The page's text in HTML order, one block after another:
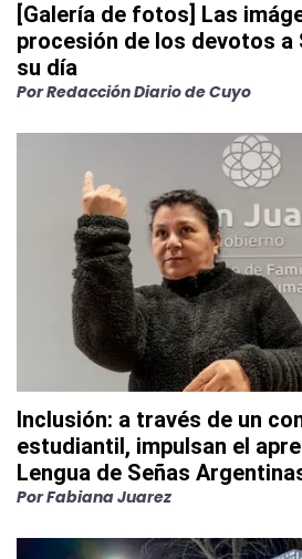
[Galería de fotos] Las
procesión de los devotos a
su día
PorRedacción Diario de Cuyo
Inclusión: a través de un
estudiantil, impulsan el
Lengua de Señas
PorFabiana Juarez